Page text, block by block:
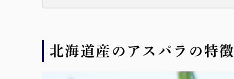
北海道産のアスパラの特徴